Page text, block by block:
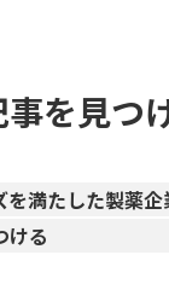
を見つ
を満たした製薬
ける